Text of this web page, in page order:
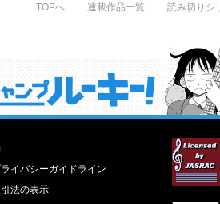
TOPへ 連載作品一覧 読み切りシ
読み放題！ ジャンプルーキー！
イバシーガイドライン
法の表示